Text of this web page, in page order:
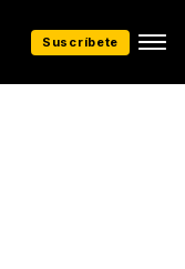
Suscríbete